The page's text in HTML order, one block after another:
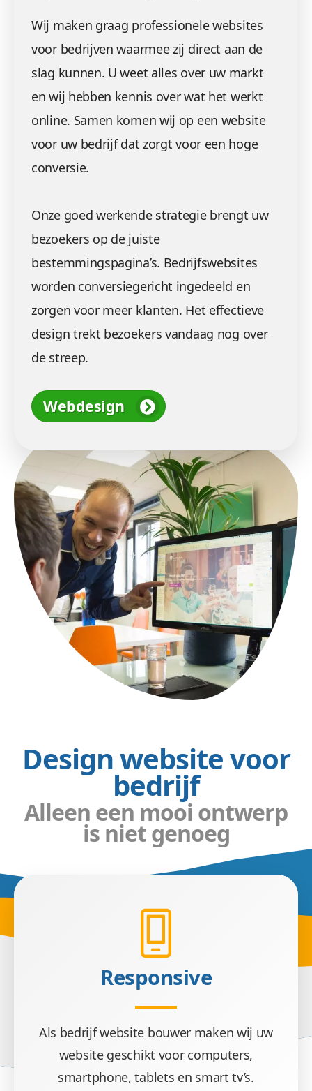
Wij maken graag professionele websites
voor bedrijven waarmee zij direct aan de
slag kunnen. U weet alles over uw markt
en wij hebben kennis over wat het werkt
online. Samen komen wij op een website
voor uw bedrijf dat zorgt voor een hoge
conversie.
Onze goed werkende strategie brengt uw
bezoekers op de juiste
bestemmingspagina’s. Bedrijfswebsites
worden conversiegericht ingedeeld en
zorgen voor meer klanten. Het effectieve
design trekt bezoekers vandaag nog over
de streep.
Webdesign
Design website voor
bedrijf
Alleen een mooi ontwerp
is niet genoeg
Responsive
Als bedrijf website bouwer maken wij uw
website geschikt voor computers,
smartphone, tablets en smart tv’s.